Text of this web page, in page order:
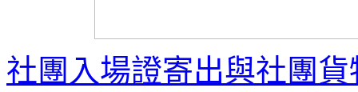
社團入場證寄出與社團